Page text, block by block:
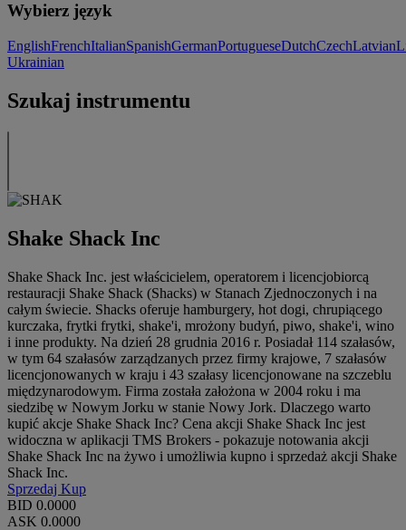
Wybierz język
EnglishFrenchItalianSpanishGermanPortugueseDutchCzechLatvian
Ukrainian
Szukaj instrumentu
Shake Shack Inc
Shake Shack Inc. jest właścicielem, operatorem i licencjobiorcą
restauracji Shake Shack (Shacks) w Stanach Zjednoczonych i na
całym świecie. Shacks oferuje hamburgery, hot dogi, chrupiącego
kurczaka, frytki frytki, shake'i, mrożony budyń, piwo, shake'i, wino
i inne produkty. Na dzień 28 grudnia 2016 r. Posiadał 114 szałasów,
w tym 64 szałasów zarządzanych przez firmy krajowe, 7 szałasów
licencjonowanych w kraju i 43 szałasy licencjonowane na szczeblu
międzynarodowym. Firma została założona w 2004 roku i ma
siedzibę w Nowym Jorku w stanie Nowy Jork. Dlaczego warto
kupić akcje Shake Shack Inc? Cena akcji Shake Shack Inc jest
widoczna w aplikacji TMS Brokers - pokazuje notowania akcji
Shake Shack Inc na żywo i umożliwia kupno i sprzedaż akcji Shake
Shack Inc.
Sprzedaj Kup
BID 0.0000
ASK 0.0000